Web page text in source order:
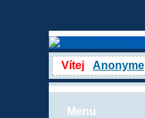
Vítej Anonyme
Menu